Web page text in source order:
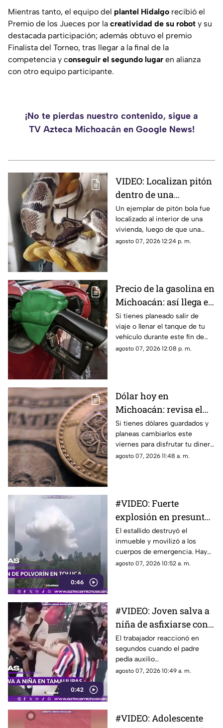
Mientras tanto, el equipo del plantel Hidalgo recibió el
Premio de los Jueces por la creatividad de su robot y su
destacada participación; además obtuvo el premio
Finalista del Torneo, tras llegar a la final de la
competencia y conseguir el segundo lugar en alianza
con otro equipo participante.
¡No te pierdas nuestro contenido, sigue a
TV Azteca Michoacán en Google News!
VIDEO: Localizan pitón
dentro de una
vivienda;
guardabosques
aseguran al ejemplar
Un ejemplar de pitón bola fue
localizado al interior de una
vivienda, luego de que una
habitante solicitara apoyo a los
agosto 07, 2026 12:24 p. m.
Precio de la gasolina en
Michoacán: así llega el
combustible este fin de
semana
Si tienes planeado salir de
viaje o llenar el tanque de tu
vehículo durante este fin de
semana, el precio de la
se realice la carga.
agosto 07, 2026 12:08 p. m.
Dólar hoy en
Michoacán: revisa el
precio antes de
cambiar tus billetes
este fin de semana
Si tienes dólares guardados y
planeas cambiarlos este
viernes para disfrutar tu dinero
durante el fin de semana, es
mejor rendimiento.
agosto 07, 2026 11:48 a. m.
0:46
#VIDEO: Fuerte
explosión en presunto
polvorín deja un
muerto y dos heridos.
El estallido destruyó el
inmueble y movilizó a los
cuerpos de emergencia. Hay
personas lesionadas.
agosto 07, 2026 10:52 a. m.
0:42
#VIDEO: Joven salva a
niña de asfixiarse con
la maniobra de
Heimlich.
El trabajador reaccionó en
segundos cuando el padre
pedía auxilio
desesperadamente. El
agosto 07, 2026 10:49 a. m.
#VIDEO: Adolescente